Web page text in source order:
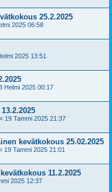
25.2.2025
2025 06:58
2025 13:51
Helmi 2025 00:17
« 19 Tammi 2025 21:37
kevätkokous 25.02.2025
19 Tammi 2025 21:01
11.2.2025
2025 12:37